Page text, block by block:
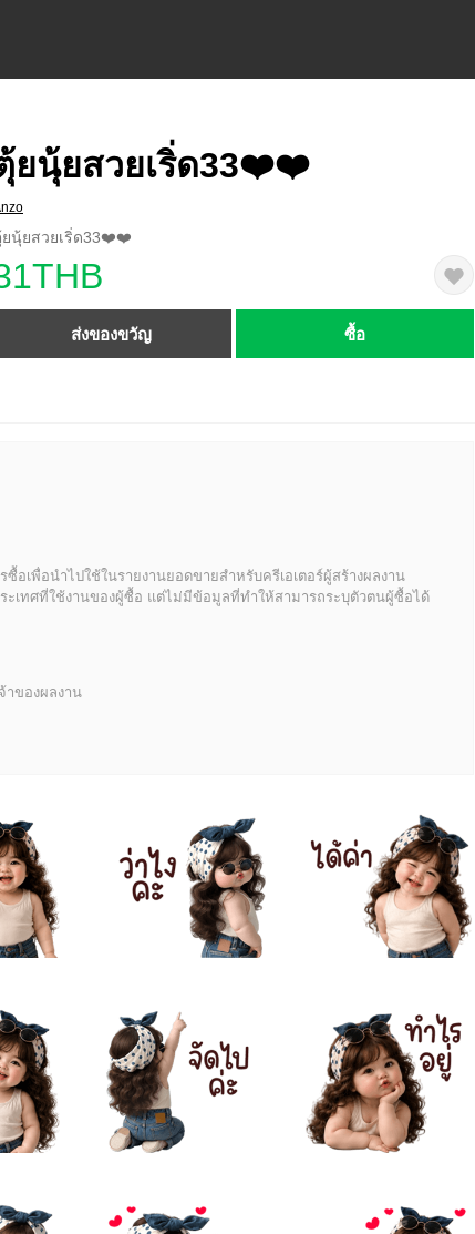
ยนุ้ยสวยเริ่ด33❤️❤️
ยนุ้ยสวยเริ่ด33❤️❤️
ส่งของขวัญ ซื้อ
ซื้อเพื่อนำไปใช้ในรายงานยอดขายสำหรับครีเอเตอร์ผู้สร้างผลงาน
เทศที่ใช้งานของผู้ซื้อ แต่ไม่มีข้อมูลที่ทำให้สามารถระบุตัวตนผู้ซื้อได้
าของผลงาน